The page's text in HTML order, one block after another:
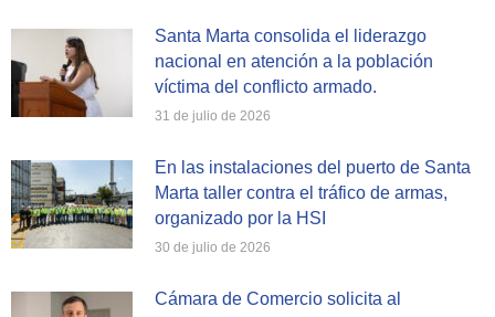
Santa Marta consolida el liderazgo
nacional en atención a la población
víctima del conflicto armado.
31 de julio de 2026
En las instalaciones del puerto de Santa
Marta taller contra el tráfico de armas,
organizado por la HSI
30 de julio de 2026
Cámara de Comercio solicita al